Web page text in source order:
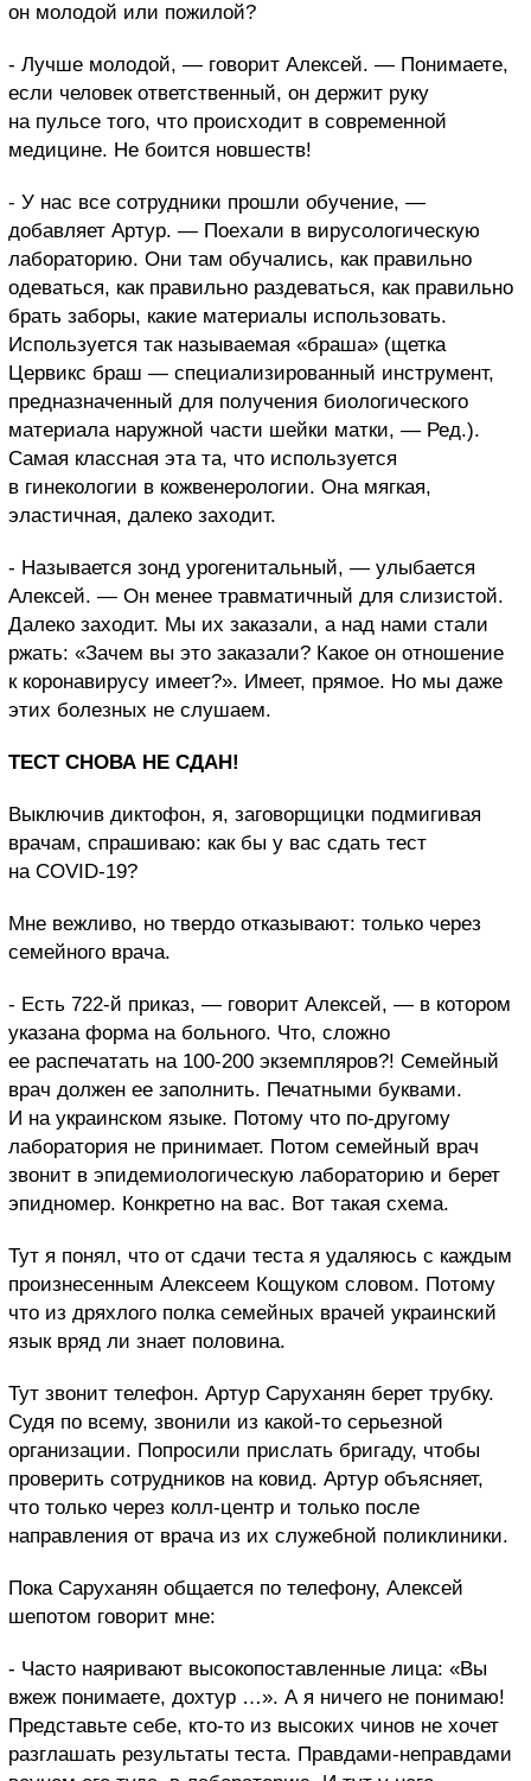
он молодой или пожилой?
- Лучше молодой, — говорит Алексей. — Понимаете,
если человек ответственный, он держит руку
на пульсе того, что происходит в современной
медицине. Не боится новшеств!
- У нас все сотрудники прошли обучение, —
добавляет Артур. — Поехали в вирусологическую
лабораторию. Они там обучались, как правильно
одеваться, как правильно раздеваться, как правильно
брать заборы, какие материалы использовать.
Используется так называемая «браша» (щетка
Цервикс браш — специализированный инструмент,
предназначенный для получения биологического
материала наружной части шейки матки, — Ред.).
Самая классная эта та, что используется
в гинекологии в кожвенерологии. Она мягкая,
эластичная, далеко заходит.
- Называется зонд урогенитальный, — улыбается
Алексей. — Он менее травматичный для слизистой.
Далеко заходит. Мы их заказали, а над нами стали
ржать: «Зачем вы это заказали? Какое он отношение
к коронавирусу имеет?». Имеет, прямое. Но мы даже
этих болезных не слушаем.
ТЕСТ СНОВА НЕ СДАН!
Выключив диктофон, я, заговорщицки подмигивая
врачам, спрашиваю: как бы у вас сдать тест
на COVID-19?
Мне вежливо, но твердо отказывают: только через
семейного врача.
- Есть 722-й приказ, — говорит Алексей, — в котором
указана форма на больного. Что, сложно
ее распечатать на 100-200 экземпляров?! Семейный
врач должен ее заполнить. Печатными буквами.
И на украинском языке. Потому что по-другому
лаборатория не принимает. Потом семейный врач
звонит в эпидемиологическую лабораторию и берет
эпидномер. Конкретно на вас. Вот такая схема.
Тут я понял, что от сдачи теста я удаляюсь с каждым
произнесенным Алексеем Кощуком словом. Потому
что из дряхлого полка семейных врачей украинский
язык вряд ли знает половина.
Тут звонит телефон. Артур Саруханян берет трубку.
Судя по всему, звонили из какой-то серьезной
организации. Попросили прислать бригаду, чтобы
проверить сотрудников на ковид. Артур объясняет,
что только через колл-центр и только после
направления от врача из их служебной поликлиники.
Пока Саруханян общается по телефону, Алексей
шепотом говорит мне:
- Часто наяривают высокопоставленные лица: «Вы
вжеж понимаете, дохтур …». А я ничего не понимаю!
Представьте себе, кто-то из высоких чинов не хочет
разглашать результаты теста. Правдами-неправдами